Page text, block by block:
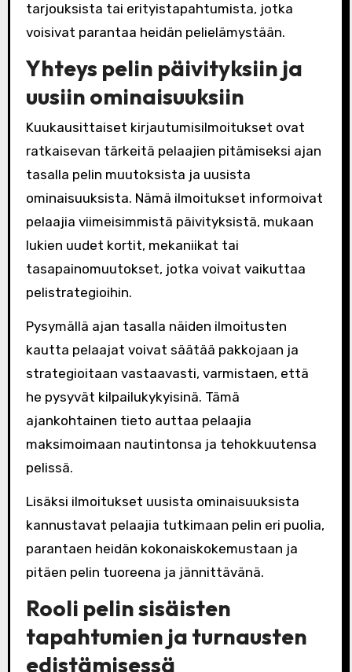
tarjouksista tai erityistapahtumista, jotka
voisivat parantaa heidän pelielämystään.
Yhteys pelin päivityksiin ja
uusiin ominaisuuksiin
Kuukausittaiset kirjautumisilmoitukset ovat
ratkaisevan tärkeitä pelaajien pitämiseksi ajan
tasalla pelin muutoksista ja uusista
ominaisuuksista. Nämä ilmoitukset informoivat
pelaajia viimeisimmistä päivityksistä, mukaan
lukien uudet kortit, mekaniikat tai
tasapainomuutokset, jotka voivat vaikuttaa
pelistrategioihin.
Pysymällä ajan tasalla näiden ilmoitusten
kautta pelaajat voivat säätää pakkojaan ja
strategioitaan vastaavasti, varmistaen, että
he pysyvät kilpailukykyisinä. Tämä
ajankohtainen tieto auttaa pelaajia
maksimoimaan nautintonsa ja tehokkuutensa
pelissä.
Lisäksi ilmoitukset uusista ominaisuuksista
kannustavat pelaajia tutkimaan pelin eri puolia,
parantaen heidän kokonaiskokemustaan ja
pitäen pelin tuoreena ja jännittävänä.
Rooli pelin sisäisten
tapahtumien ja turnausten
edistämisessä